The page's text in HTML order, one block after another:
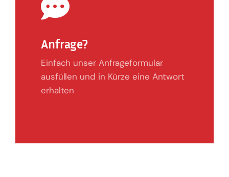
Anfrage?
Einfach unser Anfrageformular
ausfüllen und in Kürze eine Antwort
erhalten